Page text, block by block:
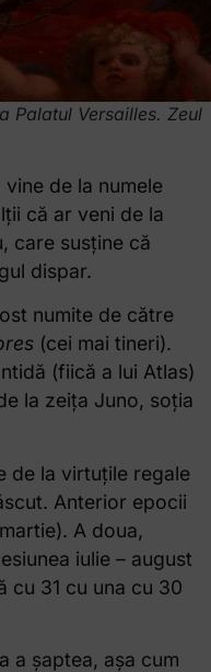
Palatul Versailles. Zeul
de la numele
că ar veni de la
care susține că
dispar.
numite de către
(cei mai tineri).
(fiică a lui Atlas)
la zeița Juno, soția
de la virtuțile regale
Anterior epocii
A doua,
iulie – august
cu 31 cu una cu 30
a șaptea, așa cum